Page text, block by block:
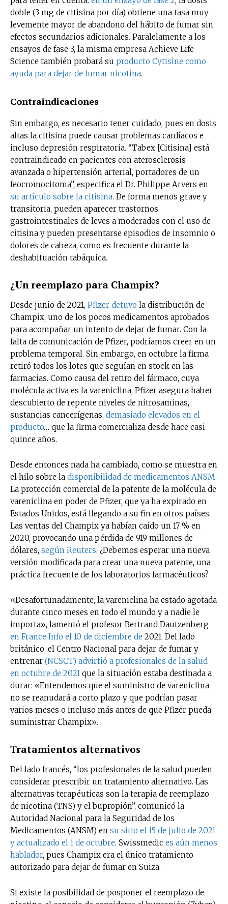
doble (3 mg de citisina por día) obtiene una tasa muy
levemente mayor de abandono del hábito de fumar sin
efectos secundarios adicionales. Paralelamente a los
ensayos de fase 3, la misma empresa Achieve Life
Science también probará su producto Cytisine como
ayuda para dejar de fumar nicotina.
Contraindicaciones
Sin embargo, es necesario tener cuidado, pues en dosis
altas la citisina puede causar problemas cardíacos e
incluso depresión respiratoria. “Tabex [Citisina] está
contraindicado en pacientes con aterosclerosis
avanzada o hipertensión arterial, portadores de un
feocromocitoma”, especifica el Dr. Philippe Arvers en
su artículo sobre la citisina. De forma menos grave y
transitoria, pueden aparecer trastornos
gastrointestinales de leves a moderados con el uso de
citisina y pueden presentarse episodios de insomnio o
dolores de cabeza, como es frecuente durante la
deshabituación tabáquica.
¿Un reemplazo para Champix?
Desde junio de 2021, Pfizer detuvo la distribución de
Champix, uno de los pocos medicamentos aprobados
para acompañar un intento de dejar de fumar. Con la
falta de comunicación de Pfizer, podríamos creer en un
problema temporal. Sin embargo, en octubre la firma
retiró todos los lotes que seguían en stock en las
farmacias. Como causa del retiro del fármaco, cuya
molécula activa es la vareniclina, Pfizer asegura haber
descubierto de repente niveles de nitrosaminas,
sustancias cancerígenas, demasiado elevados en el
producto… que la firma comercializa desde hace casi
quince años.
Desde entonces nada ha cambiado, como se muestra en
el hilo sobre la disponibilidad de medicamentos ANSM.
La protección comercial de la patente de la molécula de
vareniclina en poder de Pfizer, que ya ha expirado en
Estados Unidos, está llegando a su fin en otros países.
Las ventas del Champix ya habían caído un 17 % en
2020, provocando una pérdida de 919 millones de
dólares, según Reuters. ¿Debemos esperar una nueva
versión modificada para crear una nueva patente, una
práctica frecuente de los laboratorios farmacéuticos?
«Desafortunadamente, la vareniclina ha estado agotada
durante cinco meses en todo el mundo y a nadie le
importa», lamentó el profesor Bertrand Dautzenberg
en France Info el 10 de diciembre de 2021. Del lado
británico, el Centro Nacional para dejar de fumar y
entrenar (NCSCT) advirtió a profesionales de la salud
en octubre de 2021 que la situación estaba destinada a
durar: «Entendemos que el suministro de vareniclina
no se reanudará a corto plazo y que podrían pasar
varios meses o incluso más antes de que Pfizer pueda
suministrar Champix».
Tratamientos alternativos
Del lado francés, “los profesionales de la salud pueden
considerar prescribir un tratamiento alternativo. Las
alternativas terapéuticas son la terapia de reemplazo
de nicotina (TNS) y el bupropión”, comunicó la
Autoridad Nacional para la Seguridad de los
Medicamentos (ANSM) en su sitio el 15 de julio de 2021
y actualizado el 1 de octubre. Swissmedic es aún menos
hablador, pues Champix era el único tratamiento
autorizado para dejar de fumar en Suiza.
Si existe la posibilidad de posponer el reemplazo de